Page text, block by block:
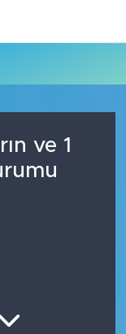
ve 1